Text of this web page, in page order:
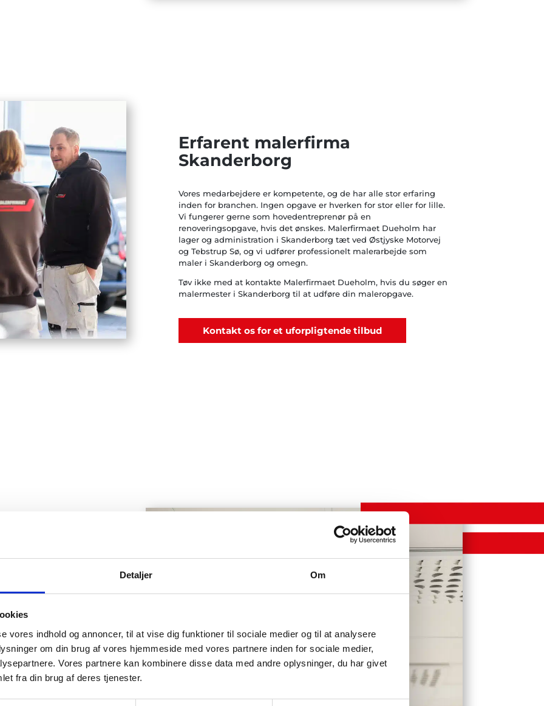
Detaljer Om
vores indhold og annoncer, til at vise dig funktioner til sociale medier og til at analysere
om din brug af vores hjemmeside med vores partnere inden for sociale medier,
Vores partnere kan kombinere disse data med andre oplysninger, du har givet
fra din brug af deres tjenester.
Erfarent malerfirma
Skanderborg
Vores medarbejdere er kompetente, og de har alle stor erfaring
inden for branchen. Ingen opgave er hverken for stor eller for lille.
Vi fungerer gerne som hovedentreprenør på en
renoveringsopgave, hvis det ønskes. Malerfirmaet Dueholm har
lager og administration i Skanderborg tæt ved Østjyske Motorvej
og Tebstrup Sø, og vi udfører professionelt malerarbejde som
maler i Skanderborg og omegn.
Tøv ikke med at kontakte Malerfirmaet Dueholm, hvis du søger en
malermester i Skanderborg til at udføre din maleropgave.
Kontakt os for et uforpligtende tilbud
maling af